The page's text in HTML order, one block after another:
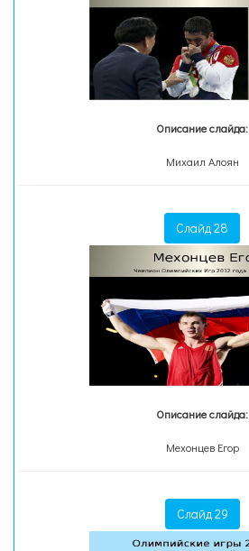
Описание слайда:
Михаил Алоян
Слайд 28
Описание слайда:
Мехонцев Егор
Слайд 29